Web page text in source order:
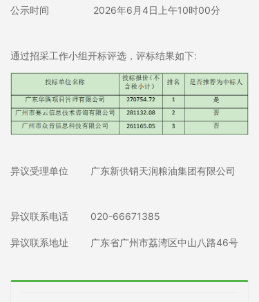
公示时间 2026年6月4日上午10时00分
通过招采工作小组开标评选，评标结果如下:
异议受理单位 广东新供销天润粮油集团有限公司
异议联系电话 020-66671385
异议联系地址 广东省广州市荔湾区中山八路46号